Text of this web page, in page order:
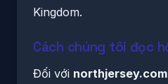
Kingdom.
Cách chúng tôi đọc
Đối với northjersey.com